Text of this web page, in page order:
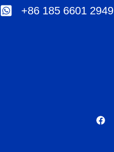
+86 185 6601 2949